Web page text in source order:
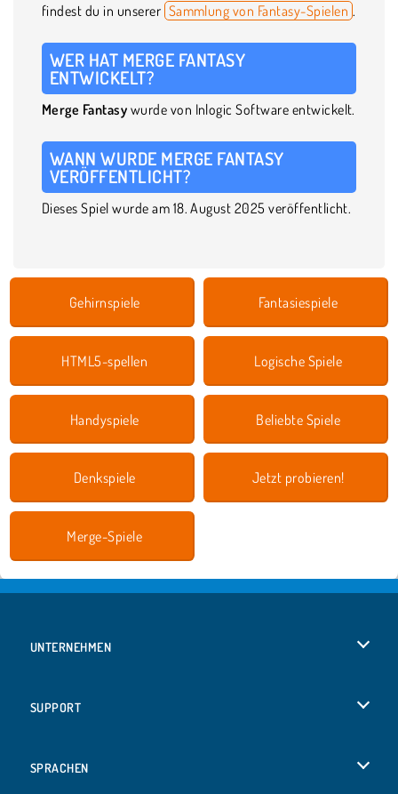
findest du in unserer Sammlung von Fantasy-Spielen .
WER HAT MERGE FANTASY
ENTWICKELT?
Merge Fantasy wurde von Inlogic Software entwickelt.
WANN WURDE MERGE FANTASY
VERÖFFENTLICHT?
Dieses Spiel wurde am 18. August 2025 veröffentlicht.
Gehirnspiele Fantasiespiele
HTML5-spellen Logische Spiele
Handyspiele Beliebte Spiele
Denkspiele Jetzt probieren!
Merge-Spiele
UNTERNEHMEN
SUPPORT
SPRACHEN